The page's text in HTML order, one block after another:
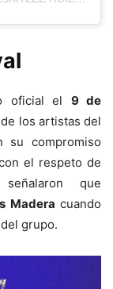
oficial el 9 de
los artistas del
su compromiso
el respeto de
que
Madera cuando
grupo.